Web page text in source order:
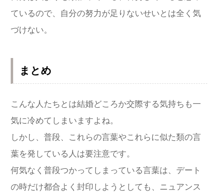
ているので、自分の努力が足りないせいとは全く気
づけない。
まとめ
こんな人たちとは結婚どころか交際する気持ちも一
気に冷めてしまいますよね。
しかし、普段、これらの言葉やこれらに似た類の言
葉を発している人は要注意です。
何気なく普段つかってしまっている言葉は、デート
の時だけ都合よく封印しようとしても、ニュアンス